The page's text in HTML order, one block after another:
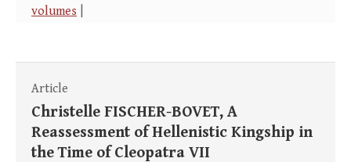
volumes
Article
Christelle FISCHER-BOVET, A
Reassessment of Hellenistic Kingship in
the Time of Cleopatra VII